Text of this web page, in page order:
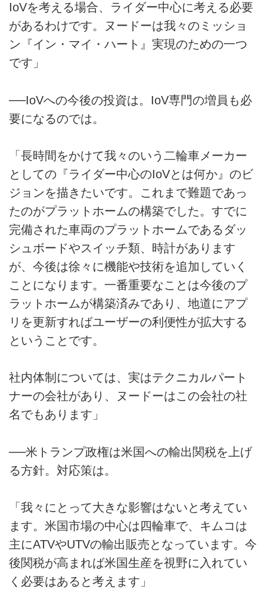
IoVを考える場合、ライダー中心に考える必要
があるわけです。ヌードーは我々のミッショ
ン『イン・マイ・ハート』実現のための一つ
です」
──IoVへの今後の投資は。IoV専門の増員も必
要になるのでは。
「長時間をかけて我々のいう二輪車メーカー
としての『ライダー中心のIoVとは何か』のビ
ジョンを描きたいです。これまで難題であっ
たのがプラットホームの構築でした。すでに
完備された車両のプラットホームであるダッ
シュボードやスイッチ類、時計があります
が、今後は徐々に機能や技術を追加していく
ことになります。一番重要なことは今後のプ
ラットホームが構築済みであり、地道にアプ
リを更新すればユーザーの利便性が拡大する
ということです。
社内体制については、実はテクニカルパート
ナーの会社があり、ヌードーはこの会社の社
名でもあります」
──米トランプ政権は米国への輸出関税を上げ
る方針。対応策は。
「我々にとって大きな影響はないと考えてい
ます。米国市場の中心は四輪車で、キムコは
主にATVやUTVの輸出販売となっています。今
後関税が高まれば米国生産を視野に入れてい
く必要はあると考えます」